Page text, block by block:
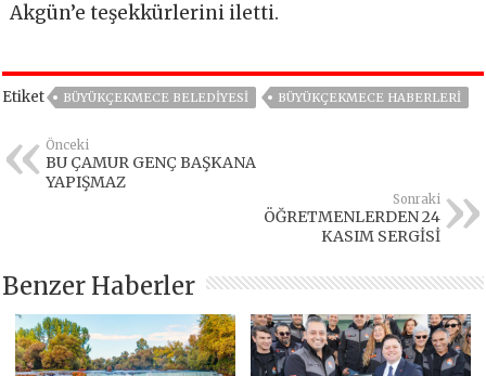
Akgün’e teşekkürlerini iletti.
Etiket BÜYÜKÇEKMECE BELEDIYESI BÜYÜKÇEKMECE HABERLERI
Önceki
BU ÇAMUR GENÇ BAŞKANA
YAPIŞMAZ
Sonraki
ÖĞRETMENLERDEN 24
KASIM SERGİSİ
Benzer Haberler